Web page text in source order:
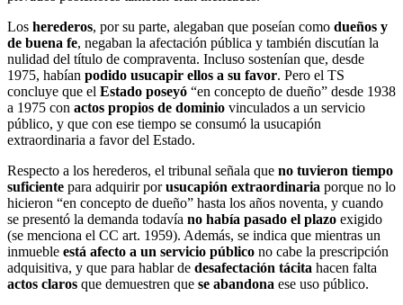
Los herederos, por su parte, alegaban que poseían como dueños y
de buena fe, negaban la afectación pública y también discutían la
nulidad del título de compraventa. Incluso sostenían que, desde
1975, habían podido usucapir ellos a su favor. Pero el TS
concluye que el Estado poseyó “en concepto de dueño” desde 1938
a 1975 con actos propios de dominio vinculados a un servicio
público, y que con ese tiempo se consumó la usucapión
extraordinaria a favor del Estado.
Respecto a los herederos, el tribunal señala que no tuvieron tiempo
suficiente para adquirir porusucapión extraordinaria porque no lo
hicieron “en concepto de dueño” hasta los años noventa, y cuando
se presentó la demanda todavía no había pasado el plazo exigido
(se menciona el CC art. 1959). Además, se indica que mientras un
inmueble está afecto a un servicio público no cabe la prescripción
adquisitiva, y que para hablar de desafectación tácita hacen falta
actos claros que demuestren que se abandona ese uso público.